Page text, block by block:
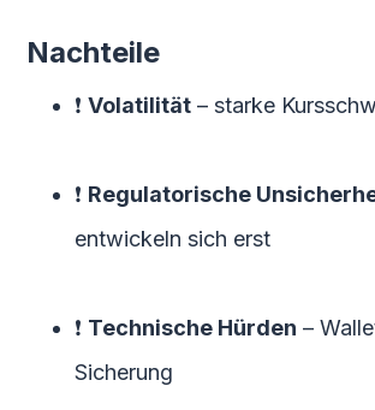
Nachteile
❗Volatilität – starke
❗ Regulatorische
entwickeln sich erst
❗ Technische Hürden –
Sicherung